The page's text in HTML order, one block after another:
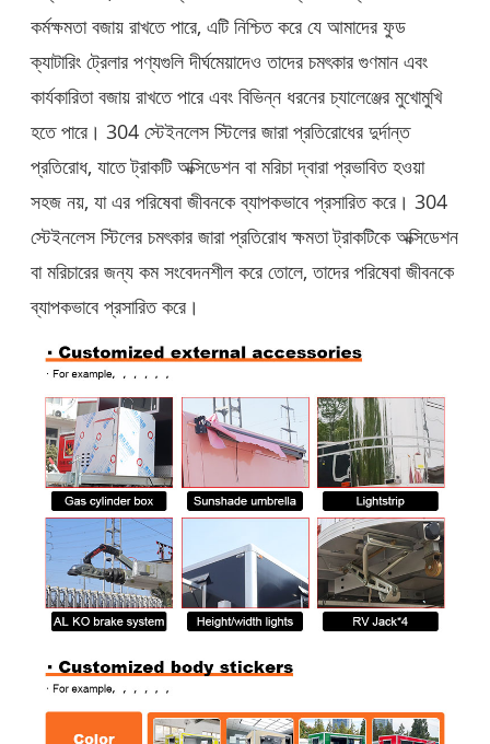
কর্মক্ষমতা বজায় রাখতে পারে, এটি নিশ্চিত করে যে আমাদের ফুড
ক্যাটারিং ট্রেলার পণ্যগুলি দীর্ঘমেয়াদেও তাদের চমৎকার গুণমান এবং
কার্যকারিতা বজায় রাখতে পারে এবং বিভিন্ন ধরনের চ্যালেঞ্জের মুখোমুখি
হতে পারে। 304 স্টেইনলেস স্টিলের জারা প্রতিরোধের দুর্দান্ত
প্রতিরোধ, যাতে ট্রাকটি অক্সিডেশন বা মরিচা দ্বারা প্রভাবিত হওয়া
সহজ নয়, যা এর পরিষেবা জীবনকে ব্যাপকভাবে প্রসারিত করে। 304
স্টেইনলেস স্টিলের চমৎকার জারা প্রতিরোধ ক্ষমতা ট্রাকটিকে অক্সিডেশন
বা মরিচারের জন্য কম সংবেদনশীল করে তোলে, তাদের পরিষেবা জীবনকে
ব্যাপকভাবে প্রসারিত করে।